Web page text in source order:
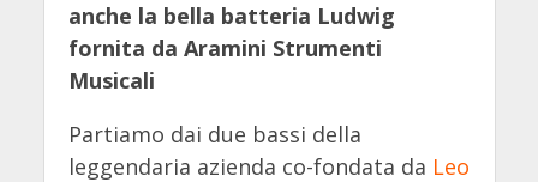
anche la bella batteria Ludwig
fornita da Aramini Strumenti
Musicali
Partiamo dai due bassi della
leggendaria azienda co-fondata da Leo